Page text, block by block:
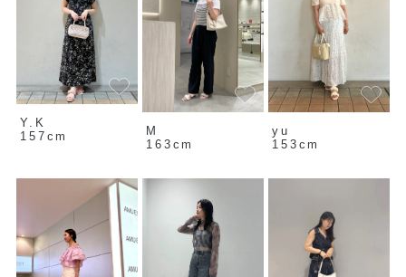
Y.K
157cm
M
163cm
yu
153cm